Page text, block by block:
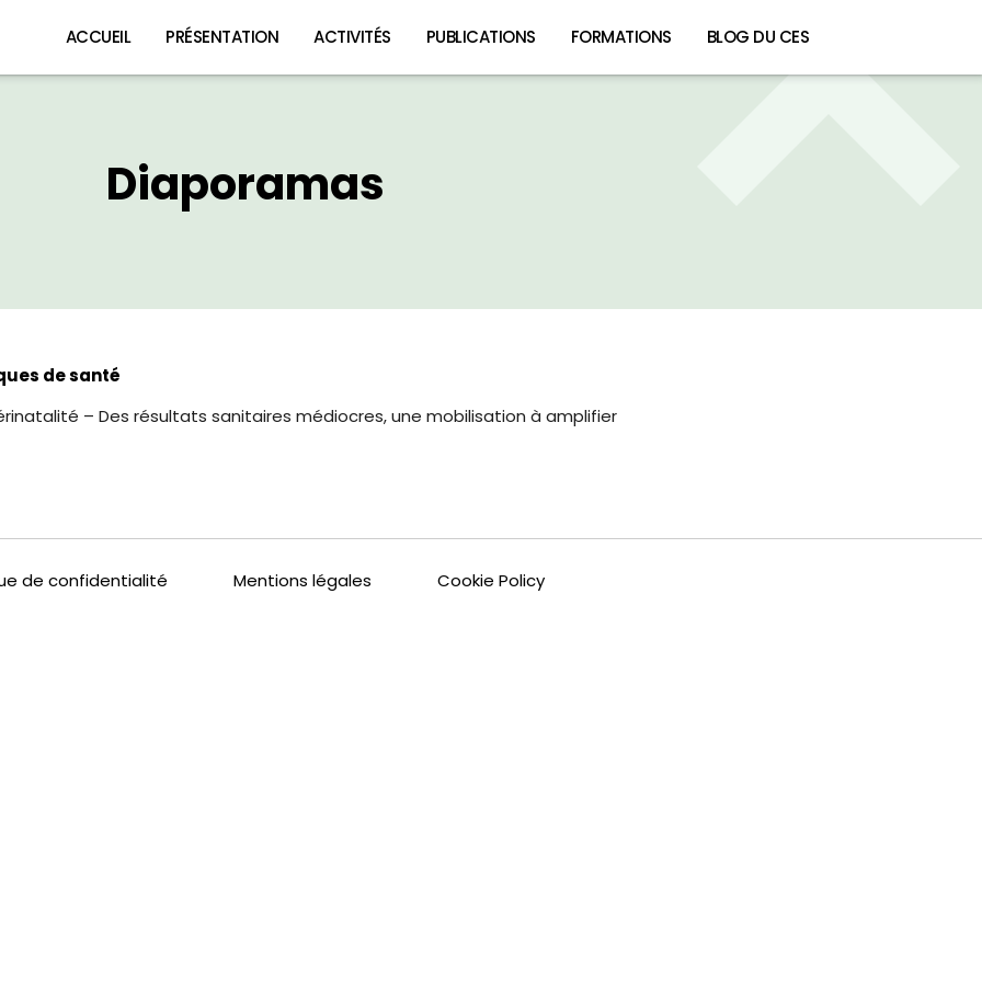
ACCUEIL PRÉSENTATION ACTIVITÉS PUBLICATIONS FORMATIONS BLOG DU CES
Diaporamas
de santé
– Des résultats sanitaires médiocres, une mobilisation à amplifier
de confidentialité Mentions légales Cookie Policy